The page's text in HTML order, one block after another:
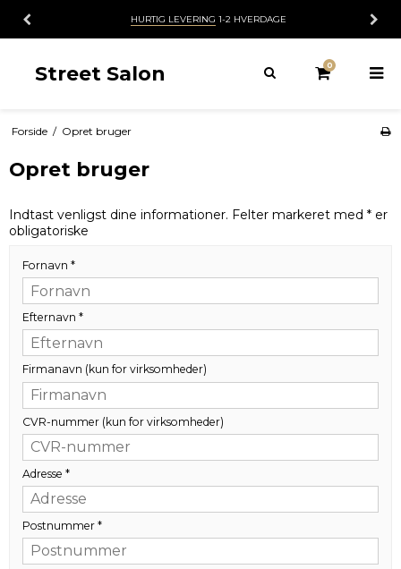
HURTIG LEVERING 1-2 HVERDAGE
Street Salon 0
Forside / Opret bruger
Opret bruger
Indtast venligst dine informationer. Felter markeret med * er
obligatoriske
Fornavn *
Efternavn *
Firmanavn (kun for virksomheder)
CVR-nummer (kun for virksomheder)
Adresse *
Postnummer *